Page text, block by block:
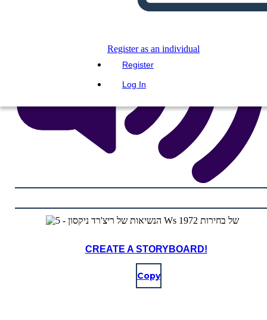
Register as an individual
Register
Log In
CREATE A STORYBOARD!
Copy